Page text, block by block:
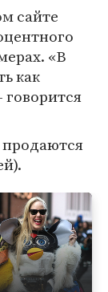
сайте
«В
как
говорится
продаются